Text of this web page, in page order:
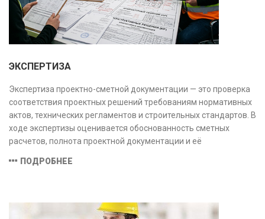
ЭКСПЕРТИЗА
Экспертиза проектно-сметной документации — это проверка
соответствия проектных решений требованиям нормативных
актов, технических регламентов и строительных стандартов. В
ходе экспертизы оценивается обоснованность сметных
расчетов, полнота проектной документации и её
предотвратить ошибки на этапе строительства и
ПОДРОБНЕЕ